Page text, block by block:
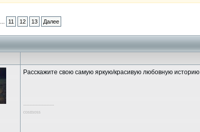
... 11 12 13 Далее
Расскажите свою самую яркую/красивую любовную историю
--------------------
cosmoss